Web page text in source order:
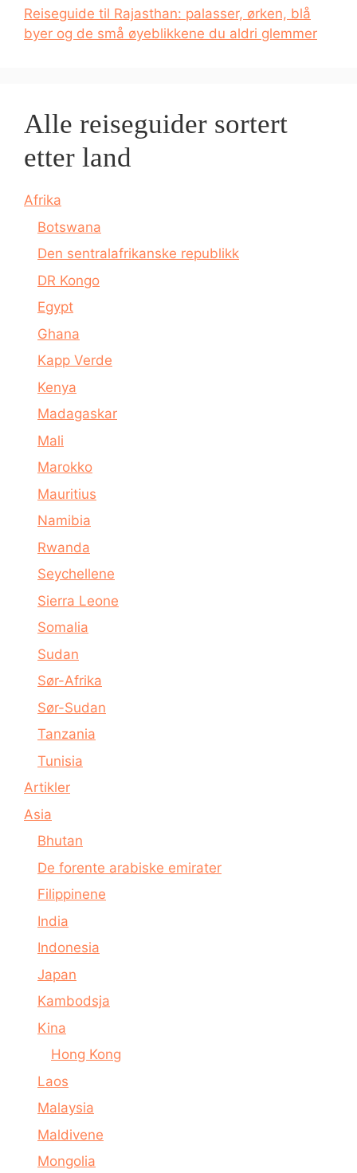
Reiseguide til Rajasthan: palasser, ørken, blå
byer og de små øyeblikkene du aldri glemmer
Alle reiseguider sortert
etter land
Afrika
Botswana
Den sentralafrikanske republikk
DR Kongo
Egypt
Ghana
Kapp Verde
Kenya
Madagaskar
Mali
Marokko
Mauritius
Namibia
Rwanda
Seychellene
Sierra Leone
Somalia
Sudan
Sør-Afrika
Sør-Sudan
Tanzania
Tunisia
Artikler
Asia
Bhutan
De forente arabiske emirater
Filippinene
India
Indonesia
Japan
Kambodsja
Kina
Hong Kong
Laos
Malaysia
Maldivene
Mongolia